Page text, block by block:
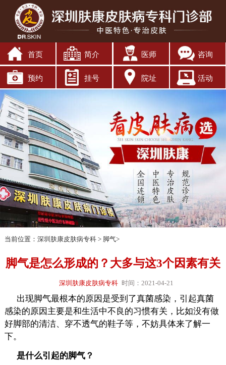
首页 简介 医师 咨询
预约 挂号 院址 活动
当前位置： 深圳肤康皮肤病专科> 脚气>
脚气是怎么形成的？大多与这3个因素有关
深圳肤康皮肤病专科 时间：2021-04-21
出现脚气最根本的原因是受到了真菌感染，引起真菌
感染的原因主要是和生活中不良的习惯有关，比如没有做
好脚部的清洁、穿不透气的鞋子等，不妨具体来了解一
下。
是什么引起的脚气？